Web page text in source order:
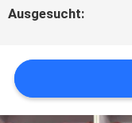
SITEMAP
Ausgesucht: